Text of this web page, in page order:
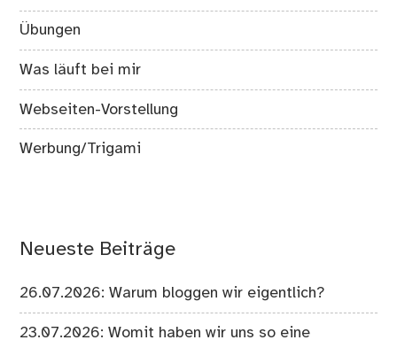
Übungen
Was läuft bei mir
Webseiten-Vorstellung
Werbung/Trigami
Neueste Beiträge
26.07.2026: Warum bloggen wir eigentlich?
23.07.2026: Womit haben wir uns so eine